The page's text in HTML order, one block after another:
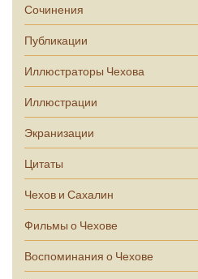
Сочинения
Публикации
Иллюстраторы Чехова
Иллюстрации
Экранизации
Цитаты
Чехов и Сахалин
Фильмы о Чехове
Воспоминания о Чехове